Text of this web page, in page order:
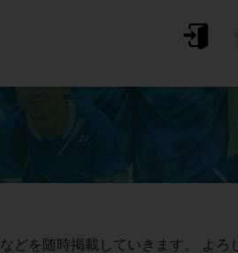
どを随時掲載していきます。 よろ